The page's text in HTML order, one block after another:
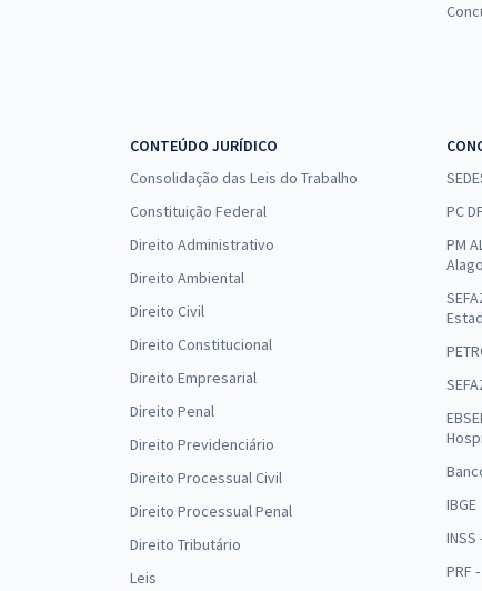
CONTEÚDO JURÍDICO
Consolidação das Leis do Trabalho
Constituição Federal
Direito Administrativo
Direito Ambiental
Direito Civil
Direito Constitucional
Direito Empresarial
Direito Penal
Direito Previdenciário
Direito Processual Civil
Direito Processual Penal
Direito Tributário
Leis
PC
PM
IBGE
PRF